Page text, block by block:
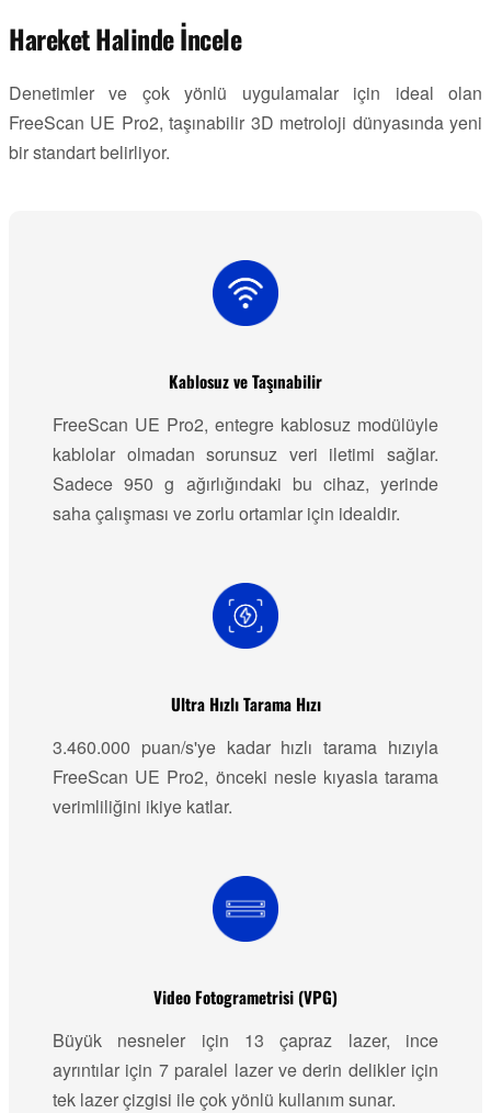
Hareket Halinde İncele
Denetimler ve çok yönlü uygulamalar için ideal olan
FreeScan UE Pro2, taşınabilir 3D metroloji dünyasında yeni
bir standart belirliyor.
Kablosuz ve Taşınabilir
FreeScan UE Pro2, entegre kablosuz modülüyle
kablolar olmadan sorunsuz veri iletimi sağlar.
Sadece 950 g ağırlığındaki bu cihaz, yerinde
saha çalışması ve zorlu ortamlar için idealdir.
Ultra Hızlı Tarama Hızı
3.460.000 puan/s'ye kadar hızlı tarama hızıyla
FreeScan UE Pro2, önceki nesle kıyasla tarama
verimliliğini ikiye katlar.
Video Fotogrametrisi (VPG)
Büyük nesneler için 13 çapraz lazer, ince
ayrıntılar için 7 paralel lazer ve derin delikler için
tek lazer çizgisi ile çok yönlü kullanım sunar.